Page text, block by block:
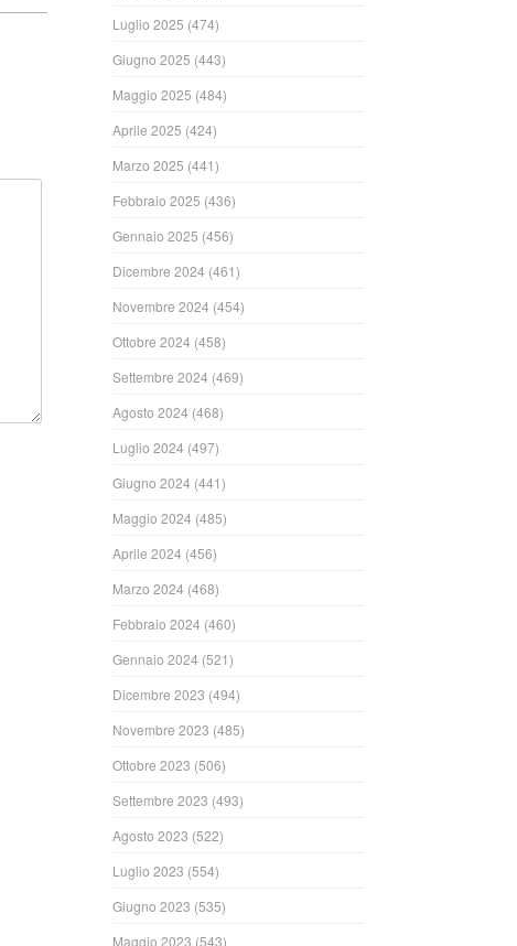
Luglio 2025 (474)
Giugno 2025 (443)
Maggio 2025 (484)
Aprile 2025 (424)
Marzo 2025 (441)
Febbraio 2025 (436)
Gennaio 2025 (456)
Dicembre 2024 (461)
Novembre 2024 (454)
Ottobre 2024 (458)
Settembre 2024 (469)
Agosto 2024 (468)
Luglio 2024 (497)
Giugno 2024 (441)
Maggio 2024 (485)
Aprile 2024 (456)
Marzo 2024 (468)
Febbraio 2024 (460)
Gennaio 2024 (521)
Dicembre 2023 (494)
Novembre 2023 (485)
Ottobre 2023 (506)
Settembre 2023 (493)
Agosto 2023 (522)
Luglio 2023 (554)
Giugno 2023 (535)
Maggio 2023 (543)